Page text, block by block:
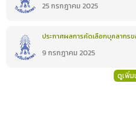
25 กรกฎาคม 2025
ประกาศผลการคัดเลือกบุคลากร
9 กรกฎาคม 2025
ดูเพิ่ม